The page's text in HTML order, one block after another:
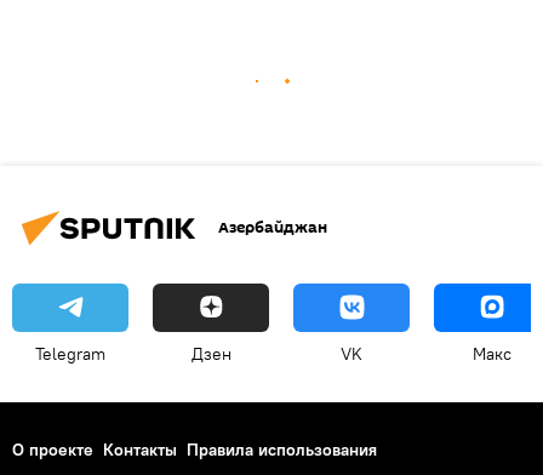
Азербайджан
Telegram Дзен VK Макс
О проекте Контакты Правила использования